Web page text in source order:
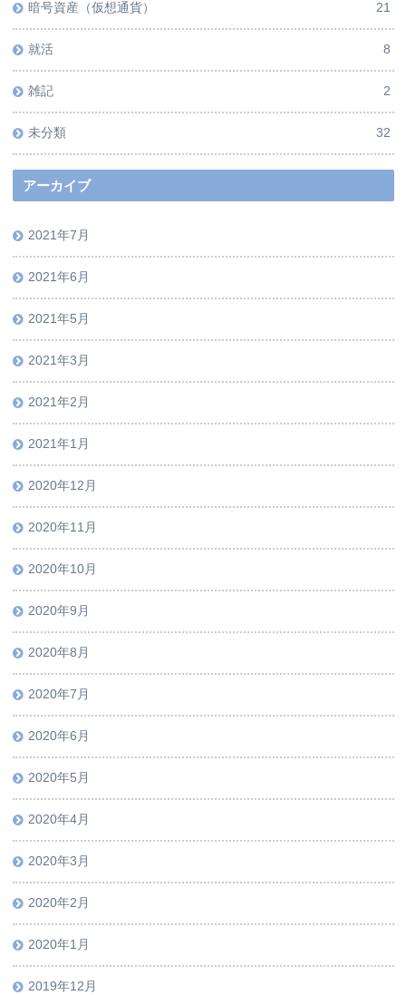
暗号資産（仮想通貨） 21
就活 8
雑記 2
未分類 32
アーカイブ
2021年7月
2021年6月
2021年5月
2021年3月
2021年2月
2021年1月
2020年12月
2020年11月
2020年10月
2020年9月
2020年8月
2020年7月
2020年6月
2020年5月
2020年4月
2020年3月
2020年2月
2020年1月
2019年12月